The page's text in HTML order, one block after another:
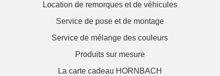
Location de remorques et de véhicules
Service de pose et de montage
Service de mélange des couleurs
Produits sur mesure
La carte cadeau HORNBACH